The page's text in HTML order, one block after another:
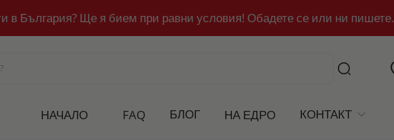
в България? Ще я бием при равни условия! Обадете се или ни пишете.
НАЧАЛО FAQ БЛОГ НА ЕДРО КОНТАКТ